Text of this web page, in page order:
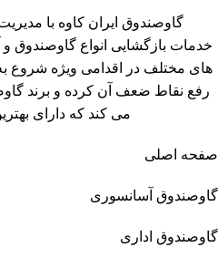
گاوصندوق ایران کاوه با
خدمات بازگشایی انواع گاوصندوق
های مختلف در اقدامی ویژه شروع
می کند که دارای
صفحه اصلی
گاوصندوق آسانسوری
گاوصندوق اداری